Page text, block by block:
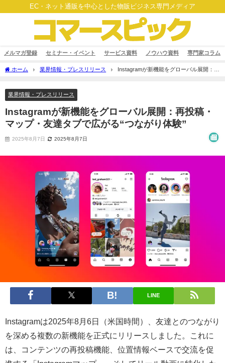
EC・ネット通販を中心とした物販ビジネス専門メディア
メルマガ登録 セミナー・イベント サービス資料 ノウハウ資料 専門家コラム
ホーム 業界情報・プレスリリース
Instagramが新機能をグローバル展開：再
業界情報・プレスリリース
Instagramが新機能をグローバル展開：再投稿・
マップ・友達タブで広がる“つながり体験”
2025年8月7日 2025年8月7日
LINE
Instagramは2025年8月6日（米国時間）、友達とのつながり
を深める複数の新機能を正式にリリースしました。これに
は、コンテンツの再投稿機能、位置情報ベースで交流を促